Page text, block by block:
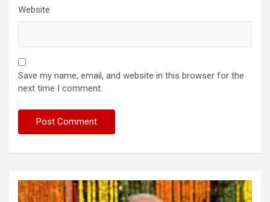
Website
Save my name, email, and website in this browser for the
next time I comment.